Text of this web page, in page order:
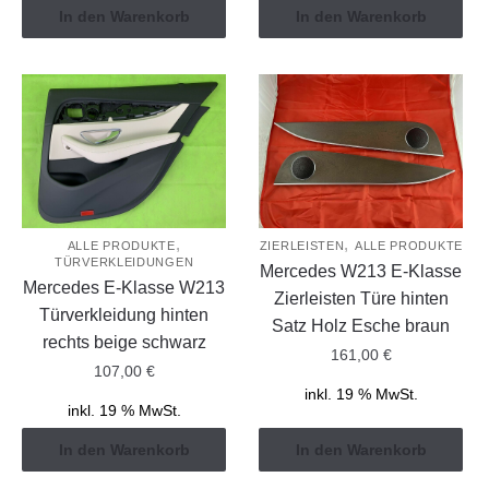
In den Warenkorb In den Warenkorb
ALLE PRODUKTE,
TÜRVERKLEIDUNGEN
Mercedes E-Klasse W213
Türverkleidung hinten
rechts beige schwarz
107,00 €
inkl. 19 % MwSt.
In den Warenkorb
ZIERLEISTEN , ALLE PRODUKTE
Mercedes W213 E-Klasse
Zierleisten Türe hinten
Satz Holz Esche braun
161,00 €
inkl. 19 % MwSt.
In den Warenkorb